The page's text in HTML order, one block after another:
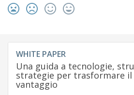
WHITE PAPER
Una guida a tecnologie,
strategie per trasformare il
vantaggio